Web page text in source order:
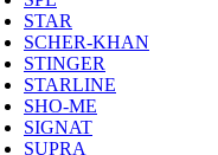
STAR
SCHER-KHAN
STINGER
STARLINE
SHO-ME
SIGNAT
SUPRA